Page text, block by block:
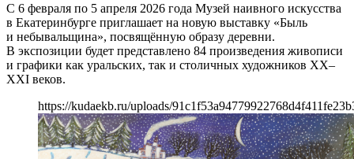
С 6 февраля по 5 апреля 2026 года Музей наивного искусства
в Екатеринбурге приглашает на новую выставку «Быль
и небывальщина», посвящённую образу деревни.
В экспозиции будет представлено 84 произведения живописи
и графики как уральских, так и столичных художников XX–
XXI веков.
https://kudaekb.ru/uploads/